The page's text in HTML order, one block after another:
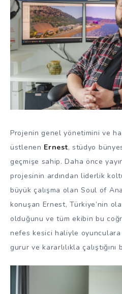
Projenin genel yönetimini ve
üstlenen Ernest, stüdyo
geçmişe sahip. Daha önce
projesinin ardından liderlik
büyük çalışma olan Soul of
konuşan Ernest, Türkiye’nin
olduğunu ve tüm ekibin bu
nefes kesici haliyle
gurur ve kararlılıkla